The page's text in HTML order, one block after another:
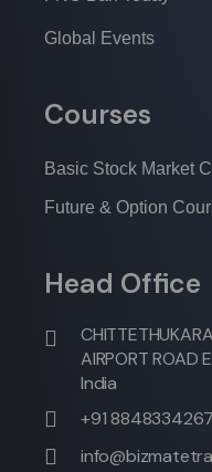
Global Events
Courses
Basic Stock Market
Future & Option
Head Office
AIRPORT ROAD
India
+91 8848334267